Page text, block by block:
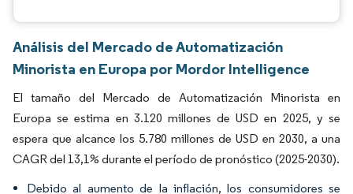
Análisis del Mercado de Automatización
Minorista en Europa por Mordor Intelligence
El tamaño del Mercado de Automatización Minorista en
Europa se estima en 3.120 millones de USD en 2025, y se
espera que alcance los 5.780 millones de USD en 2030, a una
CAGR del 13,1% durante el período de pronóstico (2025-2030).
Debido al aumento de la inflación, los consumidores se